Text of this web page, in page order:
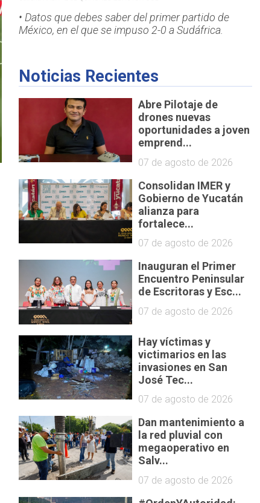
• Datos que debes saber del primer partido de
México, en el que se impuso 2-0 a Sudáfrica.
Noticias Recientes
Abre Pilotaje de
drones nuevas
oportunidades a joven
emprend...
07 de agosto de 2026
Consolidan IMER y
Gobierno de Yucatán
alianza para
fortalece...
07 de agosto de 2026
Inauguran el Primer
Encuentro Peninsular
de Escritoras y Esc...
07 de agosto de 2026
Hay víctimas y
victimarios en las
invasiones en San
José Tec...
07 de agosto de 2026
Dan mantenimiento a
la red pluvial con
megaoperativo en
Salv...
07 de agosto de 2026